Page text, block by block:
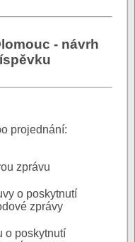
- návrh
projednání:
zprávu
o poskytnutí
zprávy
o poskytnutí